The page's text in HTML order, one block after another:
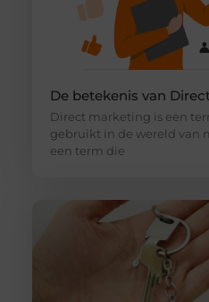
De betekenis van
Direct marketing is een
gebruikt in de wereld van
een term die